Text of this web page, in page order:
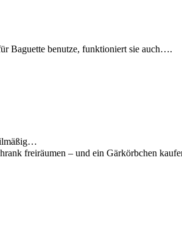
Baguette benutze, funktioniert sie auch….
freiräumen – und ein Gärkörbchen